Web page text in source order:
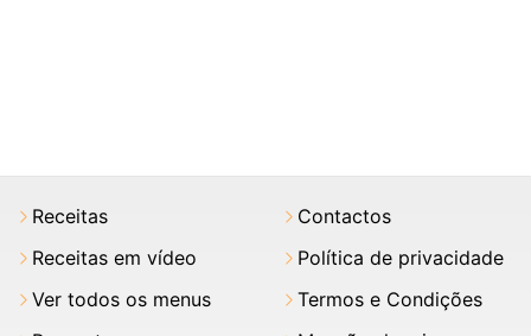
Receitas
Receitas em vídeo
Ver todos os menus
Contactos
Política de privacidade
Termos e Condições